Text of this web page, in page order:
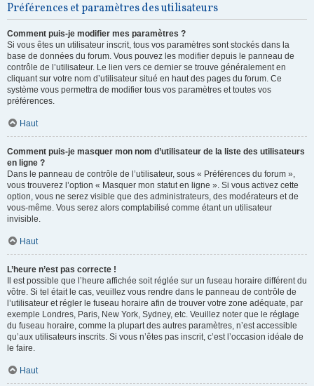
Préférences et paramètres des utilisateurs
Comment puis-je modifier mes paramètres ?
Si vous êtes un utilisateur inscrit, tous vos paramètres sont stockés dans la
base de données du forum. Vous pouvez les modifier depuis le panneau de
contrôle de l’utilisateur. Le lien vers ce dernier se trouve généralement en
cliquant sur votre nom d’utilisateur situé en haut des pages du forum. Ce
système vous permettra de modifier tous vos paramètres et toutes vos
préférences.
Haut
Comment puis-je masquer mon nom d’utilisateur de la liste des utilisateurs
en ligne ?
Dans le panneau de contrôle de l’utilisateur, sous « Préférences du forum »,
vous trouverez l’option « Masquer mon statut en ligne ». Si vous activez cette
option, vous ne serez visible que des administrateurs, des modérateurs et de
vous-même. Vous serez alors comptabilisé comme étant un utilisateur
invisible.
Haut
L’heure n’est pas correcte !
Il est possible que l’heure affichée soit réglée sur un fuseau horaire différent du
vôtre. Si tel était le cas, veuillez vous rendre dans le panneau de contrôle de
l’utilisateur et régler le fuseau horaire afin de trouver votre zone adéquate, par
exemple Londres, Paris, New York, Sydney, etc. Veuillez noter que le réglage
du fuseau horaire, comme la plupart des autres paramètres, n’est accessible
qu’aux utilisateurs inscrits. Si vous n’êtes pas inscrit, c’est l’occasion idéale de
le faire.
Haut